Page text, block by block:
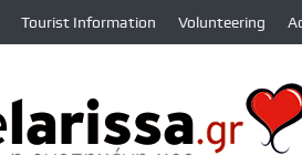
Tourist Information Volunteering